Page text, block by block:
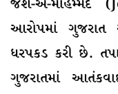
જૈશ-એ-મોહમ્મદ
આરોપમાં ગુજરાત
ધરપકડ કરી છે.
ગુજરાતમાં